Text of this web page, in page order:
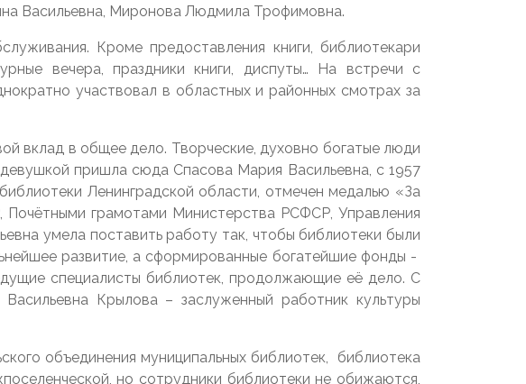
Васильевна, Миронова Людмила Трофимовна.
Кроме предоставления книги, библиотекари
вечера, праздники книги, диспуты… На встречи с
участвовал в областных и районных смотрах за
вклад в общее дело. Творческие, духовно богатые люди
пришла сюда Спасова Мария Васильевна, с 1957
Ленинградской области, отмечен медалью «За
грамотами Министерства РСФСР, Управления
умела поставить работу так, чтобы библиотеки были
развитие, а сформированные богатейшие фонды -
специалисты библиотек, продолжающие её дело. С
Крылова – заслуженный работник культуры
объединения муниципальных библиотек, библиотека
но сотрудники библиотеки не обижаются,